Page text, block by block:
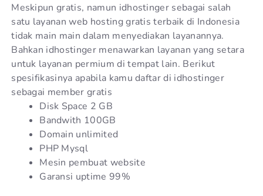
Meskipun gratis, namun idhostinger sebagai salah
satu layanan web hosting gratis terbaik di Indonesia
tidak main main dalam menyediakan layanannya.
Bahkan idhostinger menawarkan layanan yang setara
untuk layanan permium di tempat lain. Berikut
spesifikasinya apabila kamu daftar di idhostinger
sebagai member gratis
Disk Space 2 GB
Bandwith 100GB
Domain unlimited
PHP Mysql
Mesin pembuat website
Garansi uptime 99%